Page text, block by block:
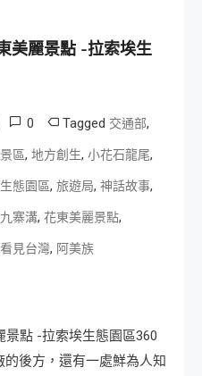
美麗景點 -拉索埃生
0 Tagged 交通部,
區, 地方創生, 小花石龍尾,
態園區, 旅遊局, 神話故事,
寨溝, 花東美麗景點,
見台灣, 阿美族
景點 -拉索埃生態園區360
後方，還有一處鮮為人知